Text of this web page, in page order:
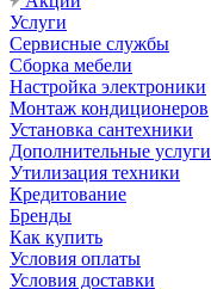
Услуги
Сервисные службы
Сборка мебели
Настройка электроники
Монтаж кондиционеров
Установка сантехники
Дополнительные услуги
Утилизация техники
Кредитование
Бренды
Как купить
Условия оплаты
Условия доставки